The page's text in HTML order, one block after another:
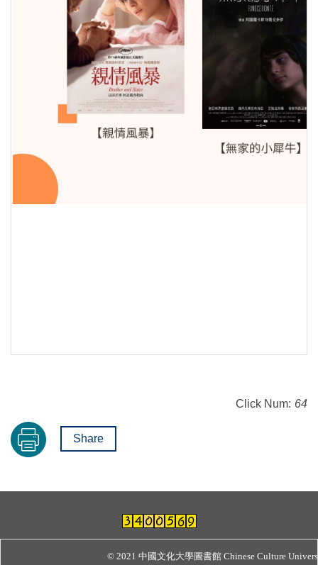
Click Num: 64
Share
© 2021 中國文化大學圖書館 Chinese Culture